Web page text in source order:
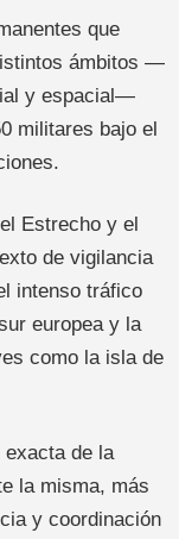
que
ámbitos —
y espacial—
militares bajo el
Estrecho y el
de vigilancia
intenso tráfico
europea y la
como la isla de
exacta de la
la misma, más
y coordinación